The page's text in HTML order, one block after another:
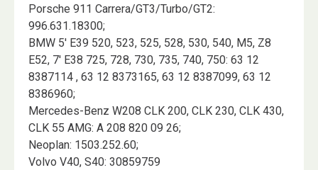
Porsche 911 Carrera/GT3/Turbo/GT2:
996.631.18300;
BMW 5' E39 520, 523, 525, 528, 530, 540, M5, Z8
E52, 7' E38 725, 728, 730, 735, 740, 750: 63 12
8387114 , 63 12 8373165, 63 12 8387099, 63 12
8386960;
Mercedes-Benz W208 CLK 200, CLK 230, CLK 430,
CLK 55 AMG: A 208 820 09 26;
Neoplan: 1503.252.60;
Volvo V40, S40: 30859759